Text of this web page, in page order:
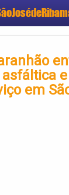
Cadastrar
Criar conta
em